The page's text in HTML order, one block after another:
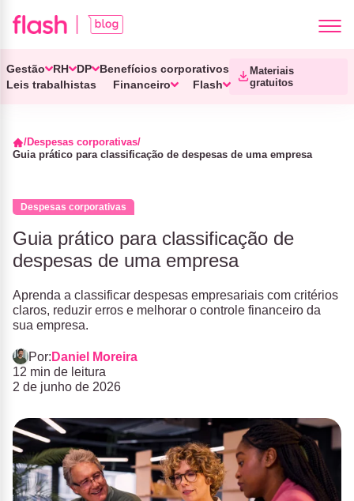
Gestão RH DP
Benefícios corporativos
Leis trabalhistas
Financeiro Flash
Materiais
gratuitos
Despesas corporativas
Guia prático para classificação de despesas de uma empresa
Despesas corporativas
Guia prático para classificação de
despesas de uma empresa
Aprenda a classificar despesas empresariais com critérios
claros, reduzir erros e melhorar o controle financeiro da
sua empresa.
Por: Daniel Moreira
12 min de leitura
2 de junho de 2026